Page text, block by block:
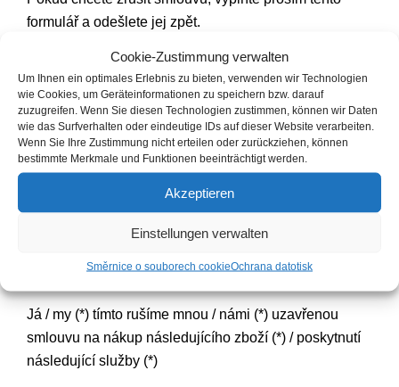
Cookie-Zustimmung verwalten
Um Ihnen ein optimales Erlebnis zu bieten, verwenden wir Technologien
wie Cookies, um Geräteinformationen zu speichern bzw. darauf
zuzugreifen. Wenn Sie diesen Technologien zustimmen, können wir Daten
wie das Surfverhalten oder eindeutige IDs auf dieser Website verarbeiten.
Wenn Sie Ihre Zustimmung nicht erteilen oder zurückziehen, können
bestimmte Merkmale und Funktionen beeinträchtigt werden.
Akzeptieren
Einstellungen verwalten
Směrnice o souborech cookieOchrana datotisk
formulář a odešlete jej zpět.
Na
samstore.de
Holger Käding
53773 Hennef
E -mail: info@versiegelung24.com
Já / my (*) tímto rušíme mnou / námi (*) uzavřenou
smlouvu na nákup následujícího zboží (*) / poskytnutí
následující služby (*)